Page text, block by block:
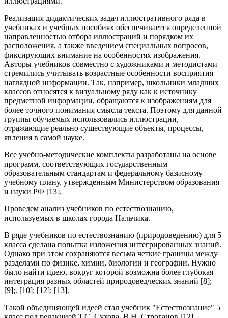
Реализация дидактических задач иллюстративного ряда в
учебниках и учебных пособиях обеспечивается определенной
направленностью отбора иллюстраций и порядком их
расположения, а также введением специальных вопросов,
фиксирующих внимание на особенностях изображения.
Авторы учебников совместно с художниками и методистами
стремились учитывать возрастные особенности восприятия
наглядной информации. Так, например, школьники младших
классов относятся к визуальному ряду как к источнику
предметной информации, обращаются к изображениям для
более точного понимания смысла текста. Поэтому для данной
группы обучаемых использовались иллюстрации,
отражающие реально существующие объекты, процессы,
явления в самой науке.
Все учебно-методические комплекты разработаны на основе
программ, соответствующих государственным
образовательным стандартам и федеральному базисному
учебному плану, утвержденным Министерством образования
и науки РФ [13].
Проведем анализ учебников по естествознанию,
используемых в школах города Нальчика.
В ряде учебников по естествознанию (природоведению) для 5
класса сделана попытка изложения интегрированных знаний.
Однако при этом сохраняются весьма четкие границы между
разделами по физике, химии, биологии и географии. Нужно
было найти идею, вокруг которой возможна более глубокая
интеграция разных областей природоведческих знаний [8];
[9];. [10]; [12]; [13].
Такой объединяющей идеей стал учебник "Естествознание" 5